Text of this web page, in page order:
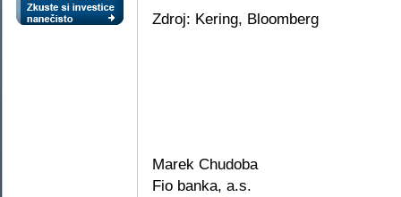
Zdroj: Kering, Bloomberg
Marek Chudoba
Fio banka, a.s.